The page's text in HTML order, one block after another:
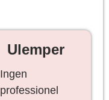
Ulemper
Ingen
professionel